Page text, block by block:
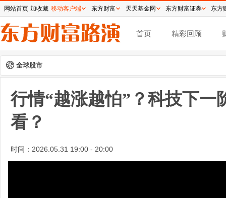
首页 精彩回顾
全球股市
行情“越涨越怕”？科技下一
看？
时间： 2026.05.31 19:00 - 20:00
网站首页 加收藏 移动客户端 东方财富 天天基金网 东方财富证券 东方